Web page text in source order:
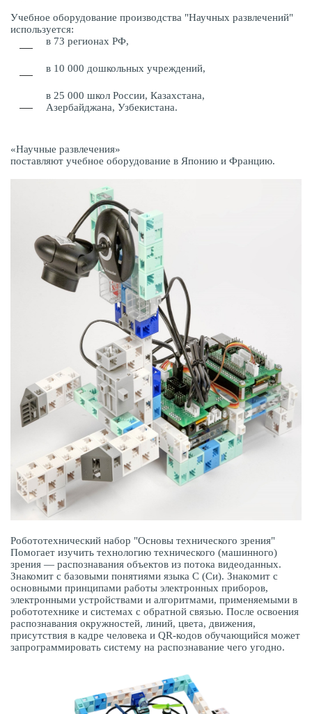
Учебное оборудование производства "Научных развлечений"
используется:
в 73 регионах РФ,
в 10 000 дошкольных учреждений,
в 25 000 школ России, Казахстана,
Азербайджана, Узбекистана.
«Научные развлечения»
поставляют учебное оборудование в Японию и Францию.
Робототехнический набор "Основы технического зрения"
Помогает изучить технологию технического (машинного)
зрения — распознавания объектов из потока видеоданных.
Знакомит с базовыми понятиями языка С (Си). Знакомит с
основными принципами работы электронных приборов,
электронными устройствами и алгоритмами, применяемыми в
робототехнике и системах с обратной связью. После освоения
распознавания окружностей, линий, цвета, движения,
присутствия в кадре человека и QR-кодов обучающийся может
запрограммировать систему на распознавание чего угодно.